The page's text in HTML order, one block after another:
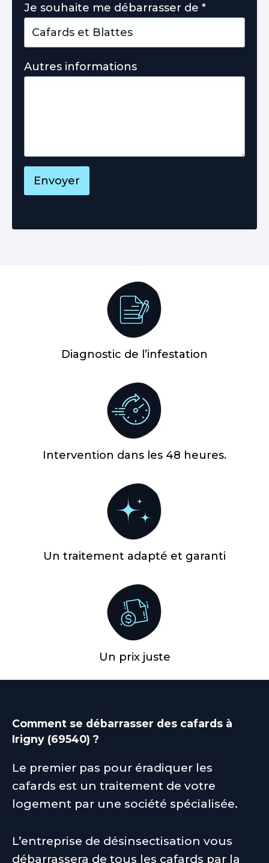
Je souhaite me débarrasser de *
Autres informations
Envoyer
Diagnostic de l’infestation
Intervention dans les 48 heures.
Un traitement adapté et garanti
Un prix juste
Comment se débarrasser des cafards à
Irigny (69540) ?
Le premier pas pour éradiquer les
cafards est un traitement de votre
logement par une société spécialisée.
L’entreprise de désinsectisation vous
débarrassera de tous les cafards par la